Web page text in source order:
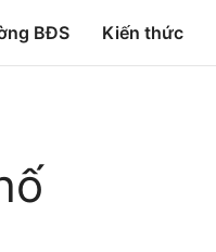
BĐS Kiến thức